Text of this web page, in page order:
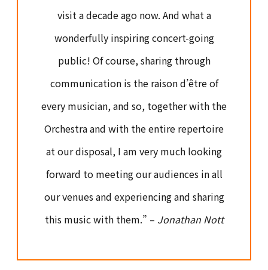
visit a decade ago now. And what a
wonderfully inspiring concert-going
public! Of course, sharing through
communication is the raison d’être of
every musician, and so, together with the
Orchestra and with the entire repertoire
at our disposal, I am very much looking
forward to meeting our audiences in all
our venues and experiencing and sharing
this music with them.” – Jonathan Nott